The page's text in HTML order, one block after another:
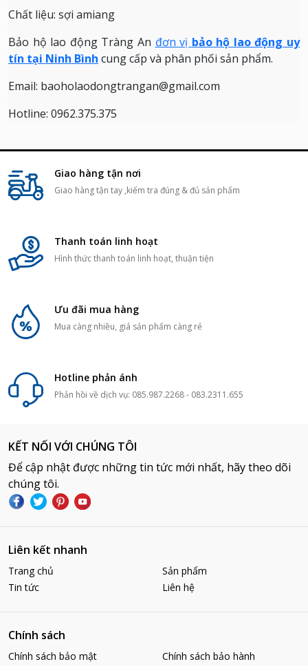
Chất liệu: sợi amiang
Bảo hộ lao động Tràng An đơn vị bảo hộ lao động uy
tín tại Ninh Bình cung cấp và phân phối sản phẩm.
Email: baoholaodongtrangan@gmail.com
Hotline: 0962.375.375
Giao hàng tận nơi
Giao hàng tận tay ,kiểm tra đúng & đủ sản phẩm
Thanh toán linh hoạt
Hình thức thanh toán linh hoạt, thuận tiện
Ưu đãi mua hàng
Mua càng nhiều, giá sản phẩm càng rẻ
Hotline phản ánh
Phản hồi về dịch vụ: 085.987.2268 - 083.2311.655
KẾT NỐI VỚI CHÚNG TÔI
Để cập nhật được những tin tức mới nhất, hãy theo dõi
chúng tôi.
Liên kết nhanh
Trang chủ
Sản phẩm
Tin tức
Liên hệ
Chính sách
Chính sách bảo mật
Chính sách bảo hành